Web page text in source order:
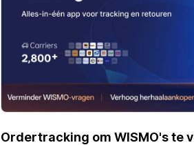
Ordertracking om WISMO's te